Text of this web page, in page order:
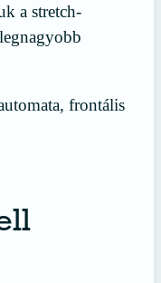
a stretch-
frontális